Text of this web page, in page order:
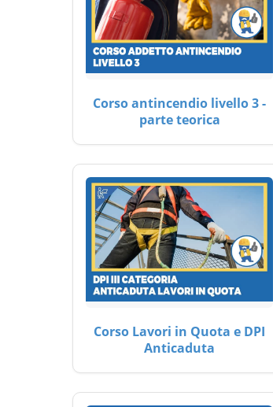
Corso antincendio livello 3 -
parte teorica
Corso Lavori in Quota e DPI
Anticaduta